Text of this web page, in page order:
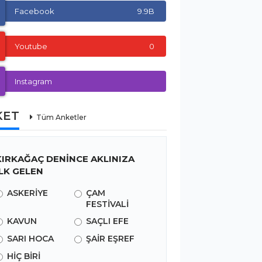
Facebook 9.9B
Youtube 0
Instagram
Tüm Anketler
DENİNCE AKLINIZA
GELEN
ASKERİYE
ÇAM
FESTİVALİ
KAVUN
SAÇLI EFE
SARI HOCA
ŞAİR EŞREF
HİÇ BİRİ